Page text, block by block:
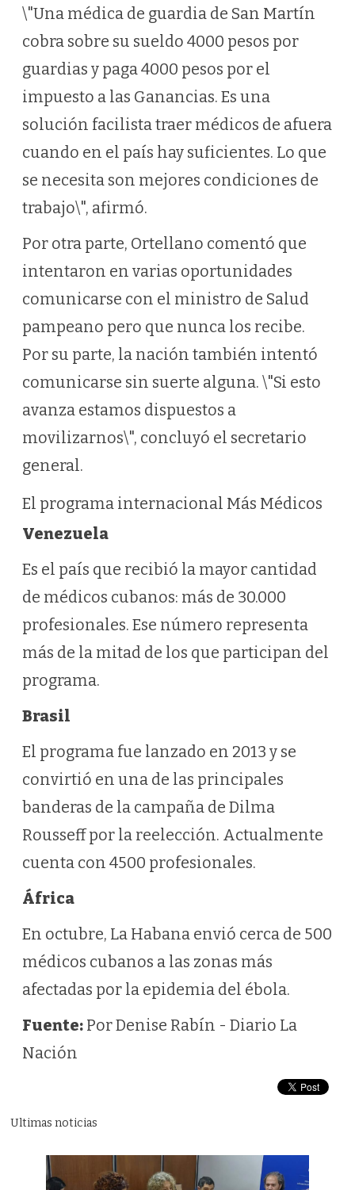
\"Una médica de guardia de San Martín
cobra sobre su sueldo 4000 pesos por
guardias y paga 4000 pesos por el
impuesto a las Ganancias. Es una
solución facilista traer médicos de afuera
cuando en el país hay suficientes. Lo que
se necesita son mejores condiciones de
trabajo\", afirmó.
Por otra parte, Ortellano comentó que
intentaron en varias oportunidades
comunicarse con el ministro de Salud
pampeano pero que nunca los recibe.
Por su parte, la nación también intentó
comunicarse sin suerte alguna. \"Si esto
avanza estamos dispuestos a
movilizarnos\", concluyó el secretario
general.
El programa internacional Más Médicos
Venezuela
Es el país que recibió la mayor cantidad
de médicos cubanos: más de 30.000
profesionales. Ese número representa
más de la mitad de los que participan del
programa.
Brasil
El programa fue lanzado en 2013 y se
convirtió en una de las principales
banderas de la campaña de Dilma
Rousseff por la reelección. Actualmente
cuenta con 4500 profesionales.
África
En octubre, La Habana envió cerca de 500
médicos cubanos a las zonas más
afectadas por la epidemia del ébola.
Fuente: Por Denise Rabín - Diario La
Nación
Ultimas noticias